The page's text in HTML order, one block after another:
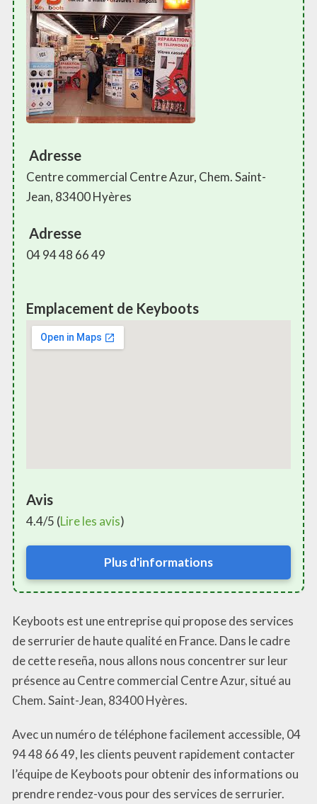
Adresse
Centre commercial Centre Azur, Chem. Saint-
Jean, 83400 Hyères
Adresse
04 94 48 66 49
Emplacement de Keyboots
Avis
4.4/5 (Lire les avis)
Plus d'informations
Keyboots est une entreprise qui propose des services
de serrurier de haute qualité en France. Dans le cadre
de cette reseña, nous allons nous concentrer sur leur
présence au Centre commercial Centre Azur, situé au
Chem. Saint-Jean, 83400 Hyères.
Avec un numéro de téléphone facilement accessible, 04
94 48 66 49, les clients peuvent rapidement contacter
l’équipe de Keyboots pour obtenir des informations ou
prendre rendez-vous pour des services de serrurier.